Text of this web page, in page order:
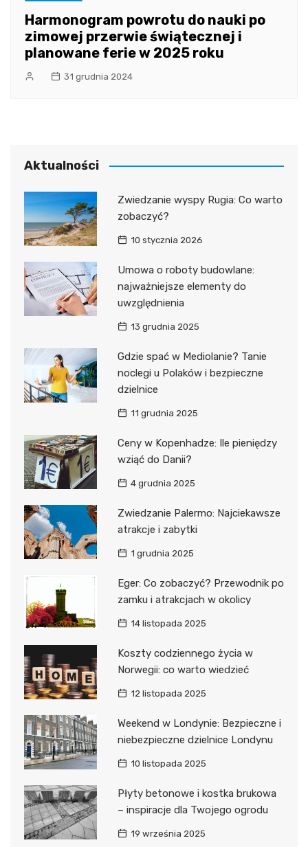
Harmonogram powrotu do nauki po
zimowej przerwie świątecznej i
planowane ferie w 2025 roku
31 grudnia 2024
Aktualności
Zwiedzanie wyspy Rugia: Co warto
zobaczyć?
10 stycznia 2026
Umowa o roboty budowlane:
najważniejsze elementy do
uwzględnienia
13 grudnia 2025
Gdzie spać w Mediolanie? Tanie
noclegi u Polaków i bezpieczne
dzielnice
11 grudnia 2025
Ceny w Kopenhadze: Ile pieniędzy
wziąć do Danii?
4 grudnia 2025
Zwiedzanie Palermo: Najciekawsze
atrakcje i zabytki
1 grudnia 2025
Eger: Co zobaczyć? Przewodnik po
zamku i atrakcjach w okolicy
14 listopada 2025
Koszty codziennego życia w
Norwegii: co warto wiedzieć
12 listopada 2025
Weekend w Londynie: Bezpieczne i
niebezpieczne dzielnice Londynu
10 listopada 2025
Płyty betonowe i kostka brukowa
– inspiracje dla Twojego ogrodu
19 września 2025